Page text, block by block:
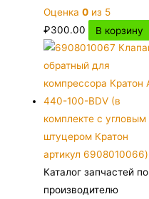
Оценка0 из 5
₽300.00 В корзину
Каталог запчастей по
производителю